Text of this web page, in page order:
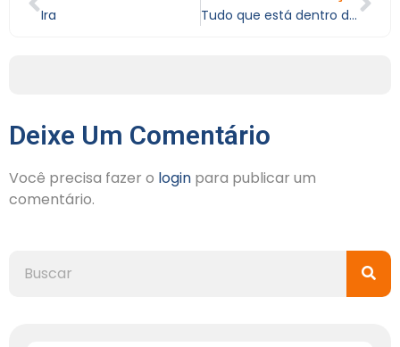
Ira Tudo que está dentro do propósito
Deixe Um Comentário
Você precisa fazer o login para publicar um
comentário.